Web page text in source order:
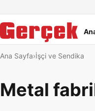
Ana Sayfa İşçi ve Sendika
Metal